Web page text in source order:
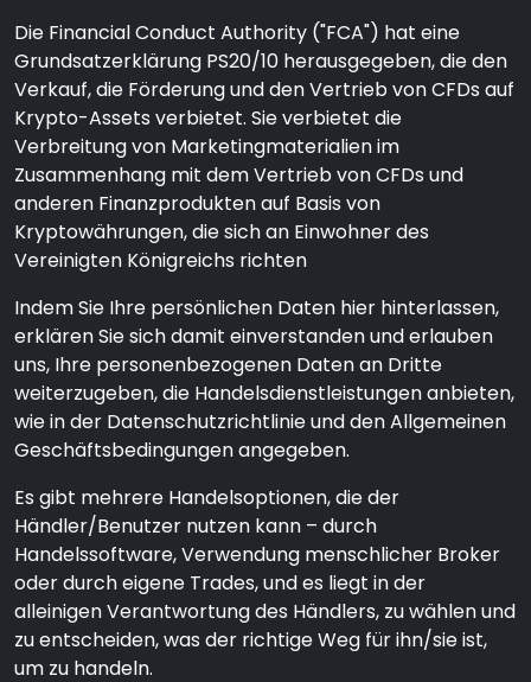
Die Financial Conduct Authority ("FCA") hat eine
Grundsatzerklärung PS20/10 herausgegeben, die den
Verkauf, die Förderung und den Vertrieb von CFDs auf
Krypto-Assets verbietet. Sie verbietet die
Verbreitung von Marketingmaterialien im
Zusammenhang mit dem Vertrieb von CFDs und
anderen Finanzprodukten auf Basis von
Kryptowährungen, die sich an Einwohner des
Vereinigten Königreichs richten
Indem Sie Ihre persönlichen Daten hier hinterlassen,
erklären Sie sich damit einverstanden und erlauben
uns, Ihre personenbezogenen Daten an Dritte
weiterzugeben, die Handelsdienstleistungen anbieten,
wie in der Datenschutzrichtlinie und den Allgemeinen
Geschäftsbedingungen angegeben.
Es gibt mehrere Handelsoptionen, die der
Händler/Benutzer nutzen kann – durch
Handelssoftware, Verwendung menschlicher Broker
oder durch eigene Trades, und es liegt in der
alleinigen Verantwortung des Händlers, zu wählen und
zu entscheiden, was der richtige Weg für ihn/sie ist,
um zu handeln.